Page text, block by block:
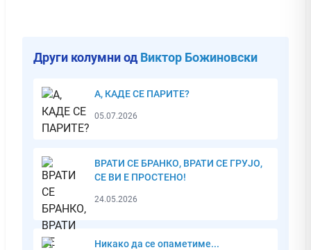
Други колумни од Виктор Божиновски
А, КАДЕ СЕ ПАРИТЕ?
05.07.2026
ВРАТИ СЕ БРАНКО, ВРАТИ СЕ ГРУЈО,
СЕ ВИ Е ПРОСТЕНО!
24.05.2026
Никако да се опаметиме...